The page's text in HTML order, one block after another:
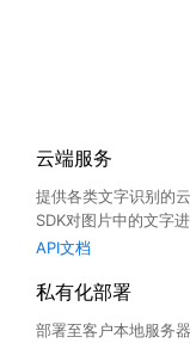
云端服务
提供各类文字识别的
SDK对图片中的文字
API文档
私有化部署
部署至客户本地服务